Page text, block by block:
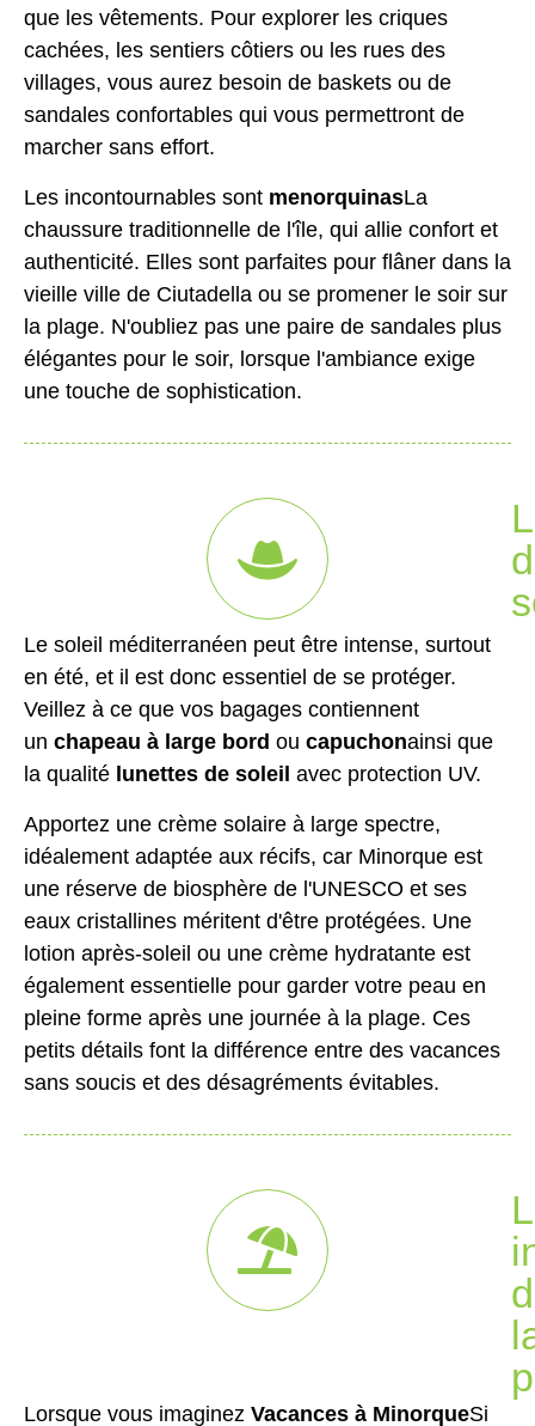
que les vêtements. Pour explorer les criques
cachées, les sentiers côtiers ou les rues des
villages, vous aurez besoin de baskets ou de
sandales confortables qui vous permettront de
marcher sans effort.
Les incontournables sont menorquinasLa
chaussure traditionnelle de l'île, qui allie confort et
authenticité. Elles sont parfaites pour flâner dans la
vieille ville de Ciutadella ou se promener le soir sur
la plage. N'oubliez pas une paire de sandales plus
élégantes pour le soir, lorsque l'ambiance exige
une touche de sophistication.
Le soleil méditerranéen peut être intense, surtout
en été, et il est donc essentiel de se protéger.
Veillez à ce que vos bagages contiennent
un chapeau à large bord ou capuchonainsi que
la qualité lunettes de soleil avec protection UV.
Apportez une crème solaire à large spectre,
idéalement adaptée aux récifs, car Minorque est
une réserve de biosphère de l'UNESCO et ses
eaux cristallines méritent d'être protégées. Une
lotion après-soleil ou une crème hydratante est
également essentielle pour garder votre peau en
pleine forme après une journée à la plage. Ces
petits détails font la différence entre des vacances
sans soucis et des désagréments évitables.
Lorsque vous imaginez Vacances à MinorqueSi